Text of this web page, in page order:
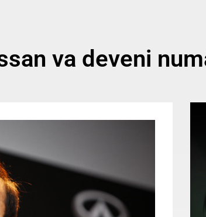
va deveni